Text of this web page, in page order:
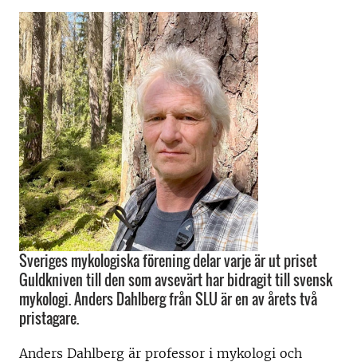
Sveriges mykologiska förening delar varje är ut priset
Guldkniven till den som avsevärt har bidragit till svensk
mykologi. Anders Dahlberg från SLU är en av årets två
pristagare.
Anders Dahlberg är professor i mykologi och